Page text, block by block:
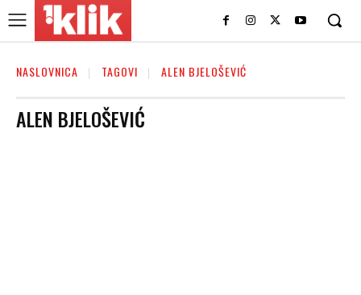
NASLOVNICA TAGOVI ALEN BJELOŠEVIĆ
ALEN BJELOŠEVIĆ